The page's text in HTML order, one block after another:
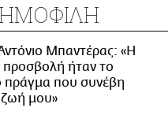
Μπαντέρας: «Η
προσβολή ήταν το
πράγμα που συνέβη
μου»